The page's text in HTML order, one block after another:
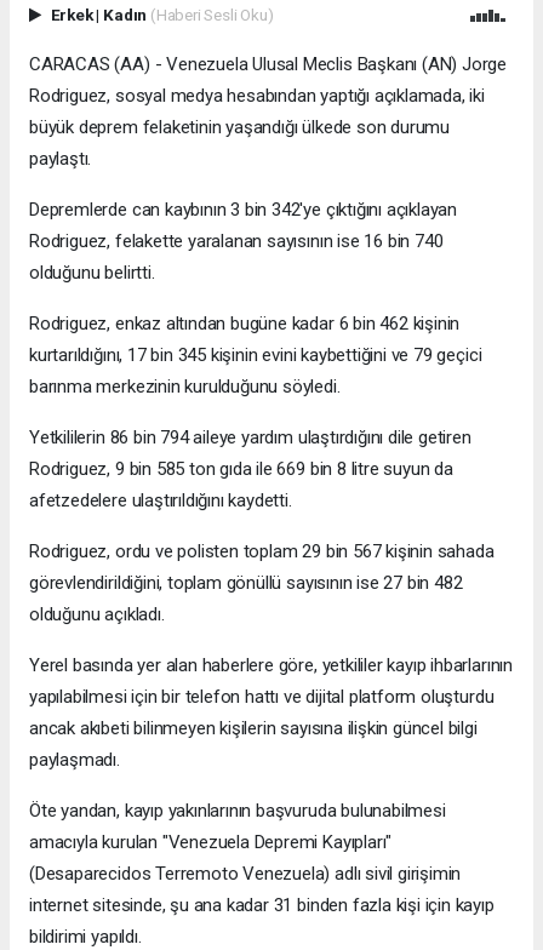
Erkek| Kadın (Haberi Sesli Oku)
CARACAS (AA) - Venezuela Ulusal Meclis Başkanı (AN) Jorge
Rodriguez, sosyal medya hesabından yaptığı açıklamada, iki
büyük deprem felaketinin yaşandığı ülkede son durumu
paylaştı.
Depremlerde can kaybının 3 bin 342'ye çıktığını açıklayan
Rodriguez, felakette yaralanan sayısının ise 16 bin 740
olduğunu belirtti.
Rodriguez, enkaz altından bugüne kadar 6 bin 462 kişinin
kurtarıldığını, 17 bin 345 kişinin evini kaybettiğini ve 79 geçici
barınma merkezinin kurulduğunu söyledi.
Yetkililerin 86 bin 794 aileye yardım ulaştırdığını dile getiren
Rodriguez, 9 bin 585 ton gıda ile 669 bin 8 litre suyun da
afetzedelere ulaştırıldığını kaydetti.
Rodriguez, ordu ve polisten toplam 29 bin 567 kişinin sahada
görevlendirildiğini, toplam gönüllü sayısının ise 27 bin 482
olduğunu açıkladı.
Yerel basında yer alan haberlere göre, yetkililer kayıp ihbarlarının
yapılabilmesi için bir telefon hattı ve dijital platform oluşturdu
ancak akıbeti bilinmeyen kişilerin sayısına ilişkin güncel bilgi
paylaşmadı.
Öte yandan, kayıp yakınlarının başvuruda bulunabilmesi
amacıyla kurulan "Venezuela Depremi Kayıpları"
(Desaparecidos Terremoto Venezuela) adlı sivil girişimin
internet sitesinde, şu ana kadar 31 binden fazla kişi için kayıp
bildirimi yapıldı.